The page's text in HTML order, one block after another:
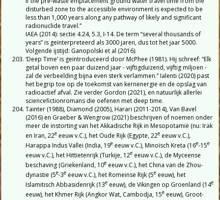
disturbed zone to the accessible environment is expected to be
less than 1,000 years along any pathway of likely and significant
radionuclide travel.”
IAEA (2014): sectie 4.24, 5.3, I-14. De term “several thousands of
years” is geïnterpreteerd als 3000 jaren, dus tot het jaar 5000.
Volgende ijstijd: Ganopolski et al (2016).
‘Deep Time’ is geïntroduceerd door McPhee (1981). Hij schreef: “Elk
getal boven een paar duizend jaar - vijftigduizend, vijftig miljoen -
zal de verbeelding bijna even sterk verlammen.” Ialenti (2020) past
het begrip toe op de toekomst van kernenergie en de opslag van
radioactief afval. Zie verder Gordon (2021), en natuurlijk allerlei
sciencefictionromans die oefenen met deep time.
Tainter (1988), Diamond (2005), Harari (2011-2014), Van Bavel
(2016) en Graeber & Wengrow (2021) beschrijven of noemen onder
meer de instorting van het Akkadische Rijk in Mesopotamië (nu: Irak
en Iran, 22e eeuw v.C.), het Oude Rijk (Egypte, 22e eeuw v.C.),
Harappa Indus Vallei (India, 19e eeuw v.C.), Minoïsch Kreta (16e-15e
eeuw v.C.), het Hittietenrijk (Turkije, 12e eeuw v.C.), de Myceense
beschaving (Griekenland, 10e eeuw v.C.), het China van de Zhou-
dynastie (5e-3e eeuw v.C.), het Romeinse Rijk (5e eeuw), het
Islamitisch Abbasidenrijk (13e eeuw), de Vikingen op Groenland (14e
eeuw), het Khmer Rijk (Angkor Wat, Cambodja, 15e eeuw), Groot-